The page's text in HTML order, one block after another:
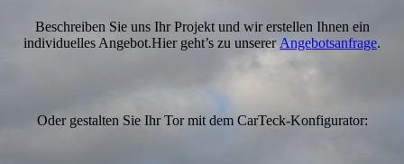
Beschreiben Sie uns Ihr Projekt und wir erstellen Ihnen ein
individuelles Angebot.Hier geht’s zu unserer Angebotsanfrage.
Oder gestalten Sie Ihr Tor mit dem CarTeck-Konfigurator: